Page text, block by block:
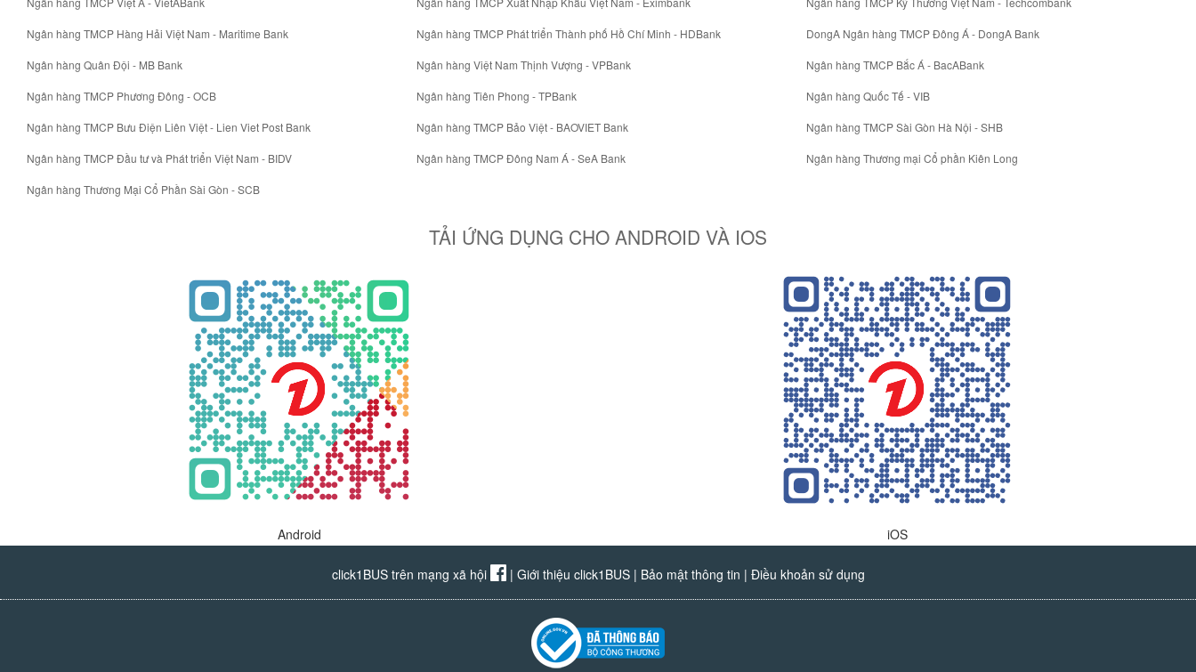
Ngân hàng TMCP Hàng Hải Việt Nam - Maritime Bank
Ngân hàng Quân Đội - MB Bank
Ngân hàng TMCP Phương Đông - OCB
Ngân hàng TMCP Bưu Điện Liên Việt - Lien Viet Post Bank
Ngân hàng TMCP Đầu tư và Phát triển Việt Nam - BIDV
Ngân hàng Thương Mại Cổ Phần Sài Gòn - SCB
Ngân hàng TMCP Phát triển Thành phố Hồ Chí Minh - HDBank
Ngân hàng Việt Nam Thịnh Vượng - VPBank
Ngân hàng Tiên Phong - TPBank
Ngân hàng TMCP Bảo Việt - BAOVIET Bank
Ngân hàng TMCP Đông Nam Á - SeA Bank
DongA Ngân hàng TMCP Đông Á - DongA Bank
Ngân hàng TMCP Bắc Á - BacABank
Ngân hàng Quốc Tế - VIB
Ngân hàng TMCP Sài Gòn Hà Nội - SHB
Ngân hàng Thương mại Cổ phần Kiên Long
TẢI ỨNG DỤNG CHO ANDROID VÀ IOS
Android iOS
click1BUS trên mạng xã hội | Giới thiệu click1BUS| Bảo mật thông tin | Điều khoản sử dụng